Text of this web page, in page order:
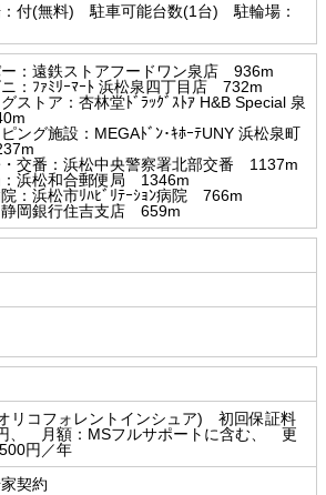
：付(無料) 駐車可能台数(1台) 駐輪場：
ー：遠鉄ストアフードワン泉店 936m
ニ：ﾌｧﾐﾘｰﾏｰﾄ 浜松泉四丁目店 732m
グストア：杏林堂ﾄﾞﾗｯｸﾞｽﾄｱ H&B Special 泉
ング施設：MEGAﾄﾞﾝ･ｷﾎｰﾃUNY 浜松泉町
交番：浜松中央警察署北部交番 1137m
浜松和合郵便局 1346m
：浜松市ﾘﾊﾋﾞﾘﾃｰｼｮﾝ病院 766m
岡銀行住吉支店 659m
リコフォレントインシュア) 初回保証料
、 月額：MSフルサポートに含む、 更
円／年
契約